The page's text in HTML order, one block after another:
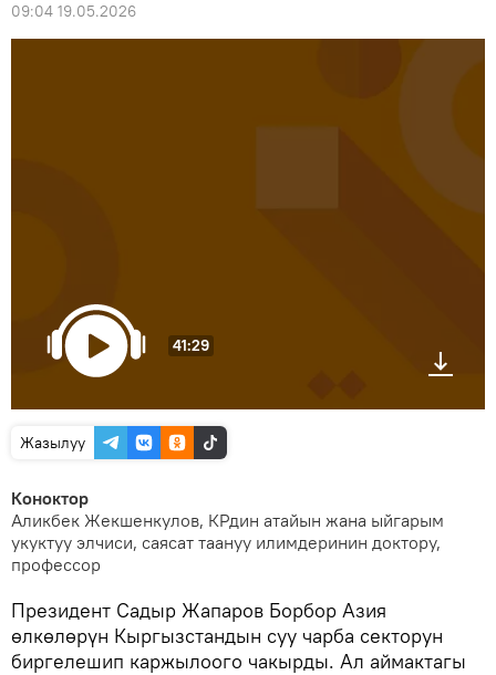
09:04 19.05.2026
41:29
Жазылуу
Коноктор
Аликбек Жекшенкулов, КРдин атайын жана ыйгарым
укуктуу элчиси, саясат таануу илимдеринин доктору,
профессор
Президент Садыр Жапаров Борбор Азия
өлкөлөрүн Кыргызстандын суу чарба секторун
биргелешип каржылоого чакырды. Ал аймактагы